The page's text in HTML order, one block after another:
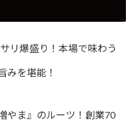
リ爆盛り！本場で味わう
みを堪能！
やま』のルーツ！創業70